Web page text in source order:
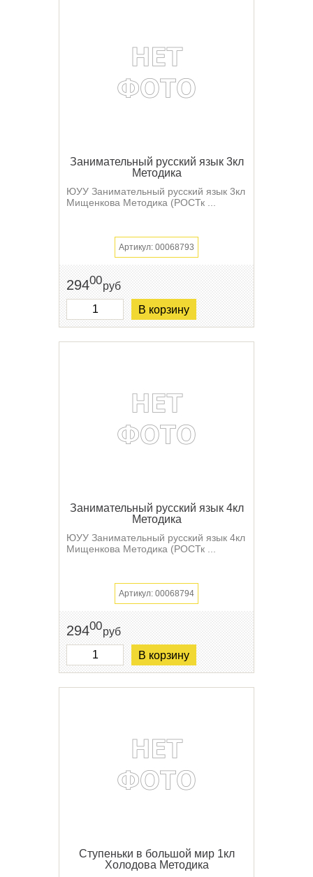
Занимательный русский язык 3кл
Методика
ЮУУ Занимательный русский язык 3кл
Мищенкова Методика (РОСТк ...
Артикул: 00068793
29400руб
В корзину
Занимательный русский язык 4кл
Методика
ЮУУ Занимательный русский язык 4кл
Мищенкова Методика (РОСТк ...
Артикул: 00068794
29400руб
В корзину
Ступеньки в большой мир 1кл
Холодова Методика